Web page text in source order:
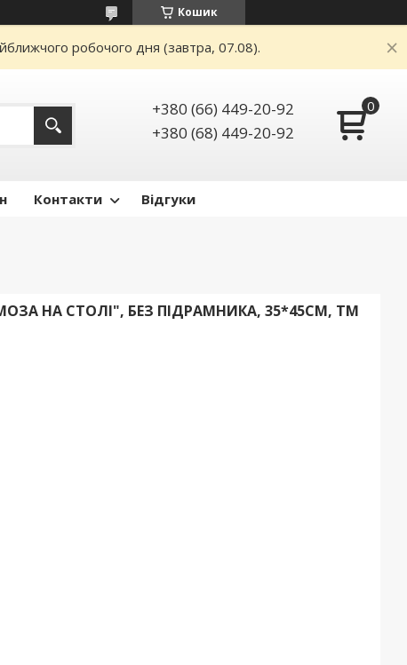
Кошик
робочого дня (завтра, 07.08).
+380 (66) 449-20-92
+380 (68) 449-20-92
Контакти Відгуки
НА СТОЛІ", БЕЗ ПІДРАМНИКА, 35*45СМ, ТМ